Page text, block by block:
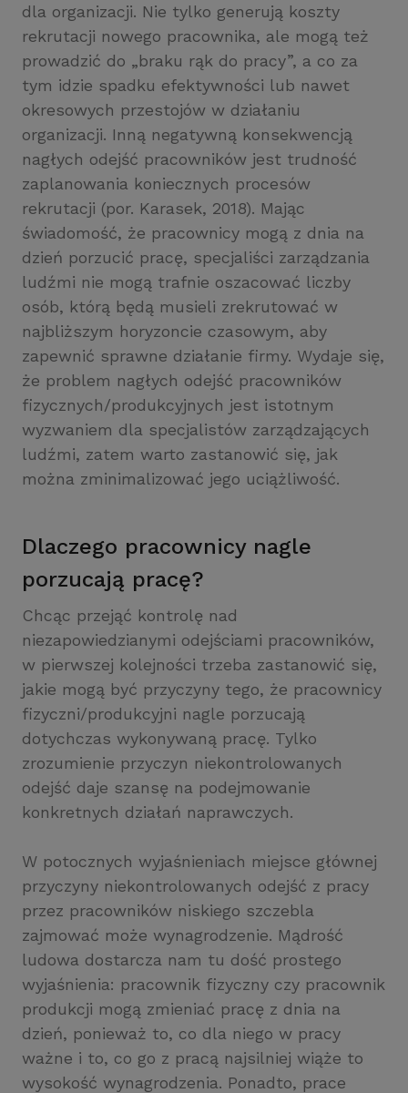
dla organizacji. Nie tylko generują koszty
rekrutacji nowego pracownika, ale mogą też
prowadzić do „braku rąk do pracy”, a co za
tym idzie spadku efektywności lub nawet
okresowych przestojów w działaniu
organizacji. Inną negatywną konsekwencją
nagłych odejść pracowników jest trudność
zaplanowania koniecznych procesów
rekrutacji (por. Karasek, 2018). Mając
świadomość, że pracownicy mogą z dnia na
dzień porzucić pracę, specjaliści zarządzania
ludźmi nie mogą trafnie oszacować liczby
osób, którą będą musieli zrekrutować w
najbliższym horyzoncie czasowym, aby
zapewnić sprawne działanie firmy. Wydaje się,
że problem nagłych odejść pracowników
fizycznych/produkcyjnych jest istotnym
wyzwaniem dla specjalistów zarządzających
ludźmi, zatem warto zastanowić się, jak
można zminimalizować jego uciążliwość.
Dlaczego pracownicy nagle
porzucają pracę?
Chcąc przejąć kontrolę nad
niezapowiedzianymi odejściami pracowników,
w pierwszej kolejności trzeba zastanowić się,
jakie mogą być przyczyny tego, że pracownicy
fizyczni/produkcyjni nagle porzucają
dotychczas wykonywaną pracę. Tylko
zrozumienie przyczyn niekontrolowanych
odejść daje szansę na podejmowanie
konkretnych działań naprawczych.
W potocznych wyjaśnieniach miejsce głównej
przyczyny niekontrolowanych odejść z pracy
przez pracowników niskiego szczebla
zajmować może wynagrodzenie. Mądrość
ludowa dostarcza nam tu dość prostego
wyjaśnienia: pracownik fizyczny czy pracownik
produkcji mogą zmieniać pracę z dnia na
dzień, ponieważ to, co dla niego w pracy
ważne i to, co go z pracą najsilniej wiąże to
wysokość wynagrodzenia. Ponadto, prace